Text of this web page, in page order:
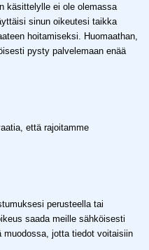
käsittelylle ei ole olemassa
sinun oikeutesi taikka
hoitamiseksi. Huomaathan,
pysty palvelemaan enää
että rajoitamme
perusteella tai
saada meille sähköisesti
jotta tiedot voitaisiin